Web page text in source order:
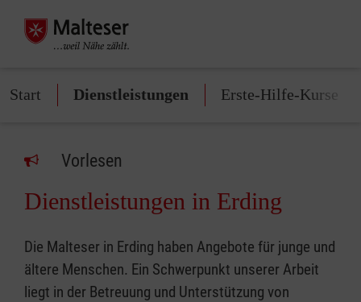
Start Dienstleistungen Erste-Hilfe-Kurse
Vorlesen
Dienstleistungen in Erding
Die Malteser in Erding haben Angebote für junge und
ältere Menschen. Ein Schwerpunkt unserer Arbeit
liegt in der Betreuung und Unterstützung von